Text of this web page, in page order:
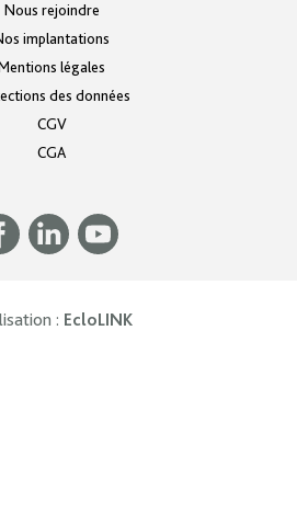
Nous rejoindre
Nos implantations
Mentions légales
des données
CGV
CGA
: EcloLINK(ouvre dans une